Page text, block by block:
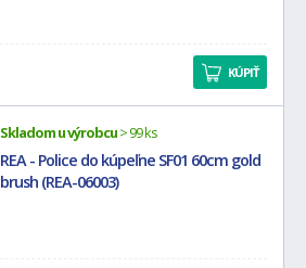
KÚPIŤ
Skladom u výrobcu> 99 ks
REA - Police do kúpeľne SF01 60cm gold
brush (REA-06003)